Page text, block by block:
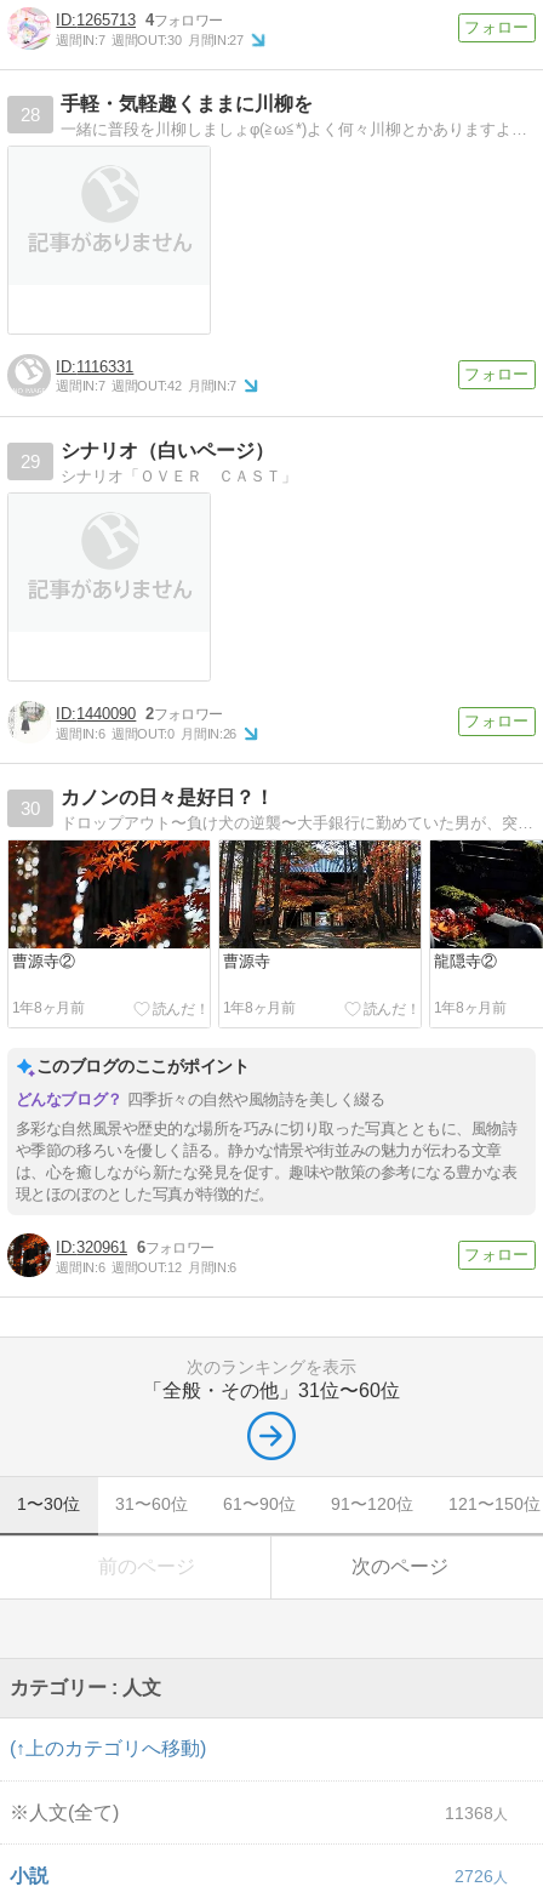
1265713 4
週間IN:7 週間OUT:30 月間IN:27
28
手軽・気軽趣くままに川柳を
1116331
週間IN:7 週間OUT:42 月間IN:7
29
シナリオ（白いページ）
シナリオ「ＯＶＥＲ ＣＡＳＴ」
1440090 2
週間IN:6 週間OUT:0 月間IN:26
30
カノンの日々是好日？！
ドロップアウト〜負け犬の逆襲〜大手銀行に勤めていた男が、突然辞めるまでの6ヶ月間のドキュメント！
曹源寺②
1年8ヶ月前
曹源寺
1年8ヶ月前
龍隠寺②
1年8ヶ月前
このブログのここがポイント
四季折々の自然や風物詩を美しく綴る
多彩な自然風景や歴史的な場所を巧みに切り取った写真とともに、風物詩
や季節の移ろいを優しく語る。静かな情景や街並みの魅力が伝わる文章
は、心を癒しながら新たな発見を促す。趣味や散策の参考になる豊かな表
現とほのぼのとした写真が特徴的だ。
320961 6
週間IN:6 週間OUT:12 月間IN:6
次のランキングを表示
「全般・その他」 31位〜60位
1〜30位 31〜60位 61〜90位 91〜120位 121〜150位
前のページ 次のページ
カテゴリー : 人文
(↑上のカテゴリへ移動)
※人文(全て) 11368
小説 2726